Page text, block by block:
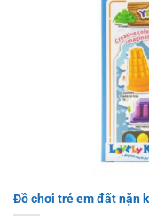
Đồ chơi trẻ em đất nặn